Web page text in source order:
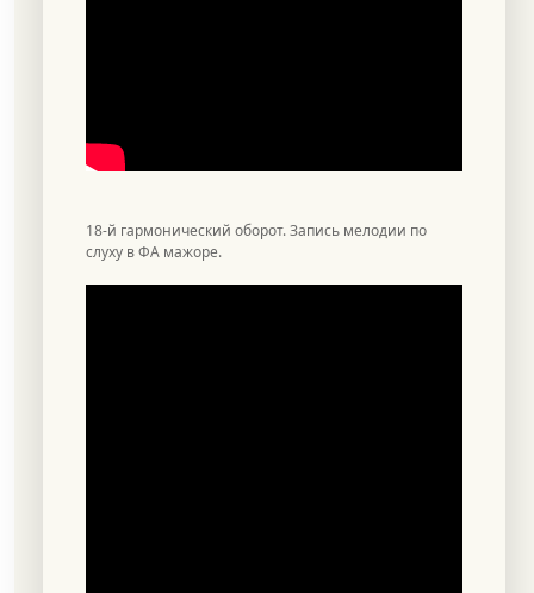
18-й гармонический оборот. Запись мелодии по
слуху в ФА мажоре.